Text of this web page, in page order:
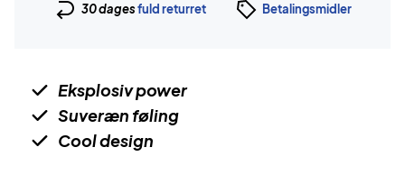
30 dagesfuld returret Betalingsmidler
Eksplosiv power
Suveræn føling
Cool design